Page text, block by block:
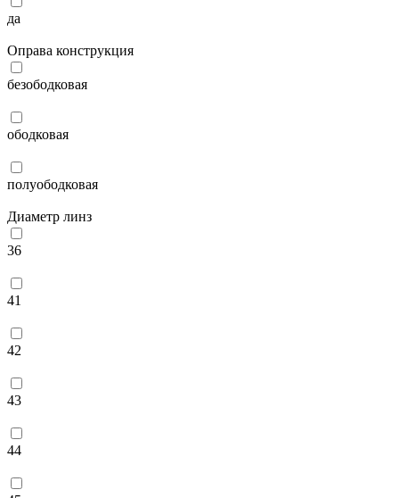
да
Оправа конструкция
безободковая
ободковая
полуободковая
Диаметр линз
36
41
42
43
44